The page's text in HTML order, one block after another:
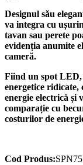
Designul său
va integra cu
tavan sau perete
evidenția anumite
cameră.
Fiind un spot LED,
energetice ridicate,
energie electrică și
comparație cu
costurilor de
Cod Produs: